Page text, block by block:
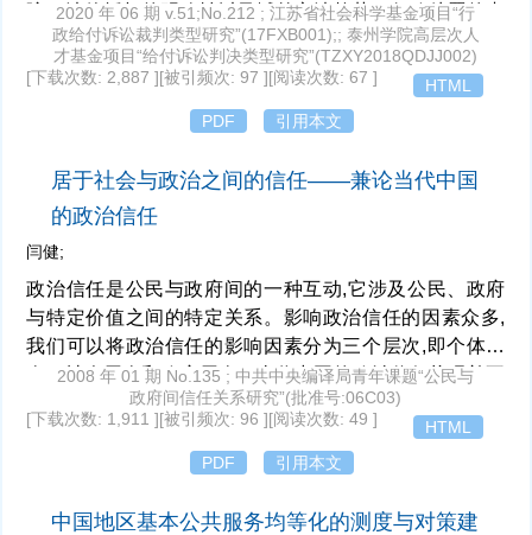
障、法律授权的明确性以及域外立法趋势。行政处罚的责
任形态有故意、过失和推定责任。鉴于行政违法与刑事违
法的承接性,可参照刑法之故意或过失规定。故意可采
用"未必故意、意图、明知"之三分法理论,过失则无须区分
认识过识和无认识过失。欠缺对规范效力的理解及违法性
阻却事由包括正当防卫、紧急避险状态下作为。
2020 年 06 期 v.51;No.212 ; 江苏省社会科学基金项目“行
政给付诉讼裁判类型研究”(17FXB001);; 泰州学院高层次人
才基金项目“给付诉讼判决类型研究”(TZXY2018QDJJ002)
[下载次数: 2,887 ][被引频次: 97 ][阅读次数: 67 ]
HTML
PDF
引用本文
居于社会与政治之间的信任——兼论当代中国
的政治信任
闫健;
政治信任是公民与政府间的一种互动,它涉及公民、政府
与特定价值之间的特定关系。影响政治信任的因素众多,
我们可以将政治信任的影响因素分为三个层次,即个体层
次、社会层次和政府层次。当代中国的政治信任状况并不
理想,公民对政府的信任度随着政府层级的降低而下降:公
民对中央政府的信任度最高,省级政府次之,依此类推,公民
对乡镇政府的信任度则最低。在当下的中国,积极稳妥地
信任的现实选择。
2008 年 01 期 No.135 ; 中共中央编译局青年课题“公民与
政府间信任关系研究”(批准号:06C03)
[下载次数: 1,911 ][被引频次: 96 ][阅读次数: 49 ]
HTML
PDF
引用本文
中国地区基本公共服务均等化的测度与对策建